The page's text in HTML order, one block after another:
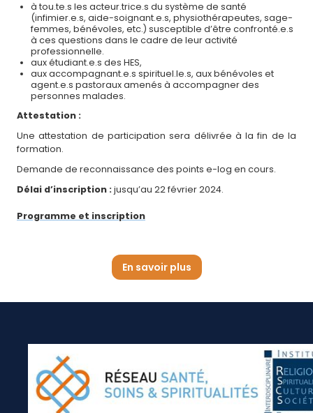
à tou.te.s les acteur.trice.s du système de santé
(infimier.e.s, aide-soignant.e.s, physiothérapeutes, sage-
femmes, bénévoles, etc.) susceptible d’être confronté.e.s
à ces questions dans le cadre de leur activité
professionnelle.
aux étudiant.e.s des HES,
aux accompagnant.e.s spirituel.le.s, aux bénévoles et
agent.e.s pastoraux amenés à accompagner des
personnes malades.
Attestation :
Une attestation de participation sera délivrée à la fin de la
formation.
Demande de reconnaissance des points e-log en cours.
Délai d’inscription : jusqu’au 22 février 2024.
Programme et inscription
En savoir plus